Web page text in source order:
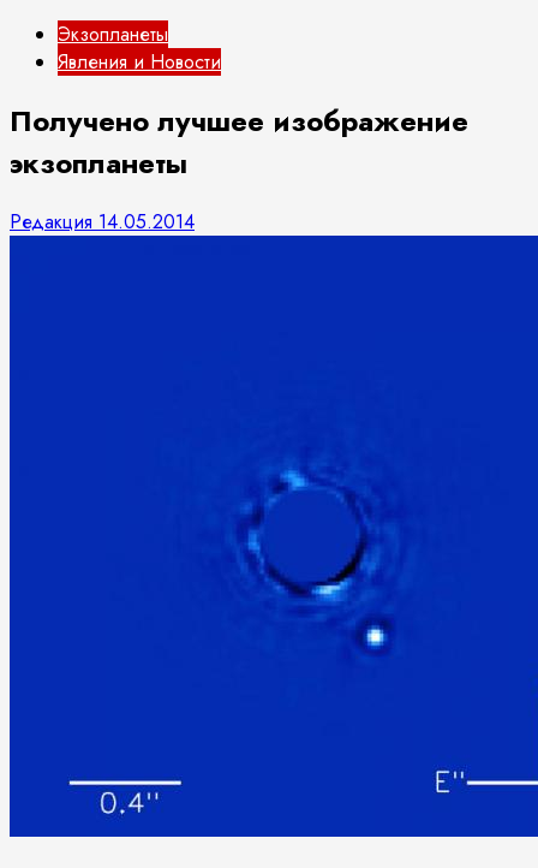
Экзопланеты
Явления и Новости
Получено лучшее изображение
экзопланеты
Редакция 14.05.2014